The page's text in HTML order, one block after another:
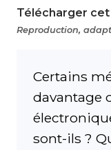
Télécharger
Reproduction,
Certains
davantage
sont-ils ?